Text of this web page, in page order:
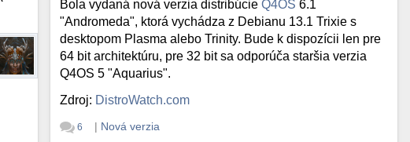
Bola vydaná nová verzia distribúcieQ4OS 6.1
"Andromeda", ktorá vychádza z Debianu 13.1 Trixie s
desktopom Plasma alebo Trinity. Bude k dispozícii len pre
64 bit architektúru, pre 32 bit sa odporúča staršia verzia
Q4OS 5 "Aquarius".
Zdroj: DistroWatch.com
6 | Nová verzia